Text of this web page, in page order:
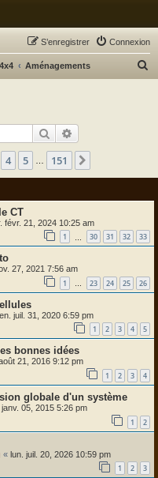
Connexion
S’enregistrer
Aménagements
c
Rechercher
4 5 151
CT
févr. 21, 2024 10:25 am
1 30 31 32 33
27, 2021 7:56 am
1 … 23 24 25 26
juil. 31, 2020 6:59 pm
1 2 3 4 5
bonnes idées
21, 2016 9:12 pm
1 2 3 4
globale d'un système
janv. 05, 2015 5:26 pm
1 2
« lun. juil. 20, 2026 10:59 pm
1 2 3